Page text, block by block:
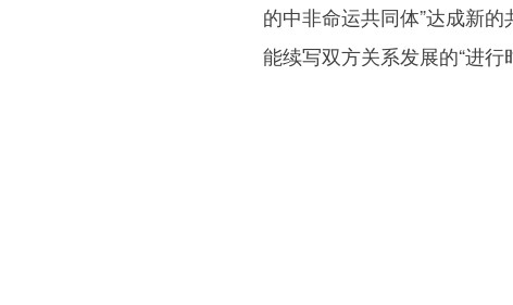
的中非命运共同体”达成新
能续写双方关系发展的“进行